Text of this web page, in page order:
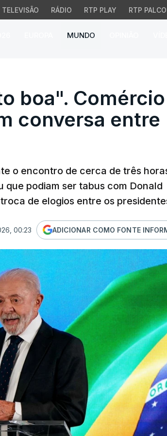
TELEVISÃO RÁDIO RTP PLAY RTP PALCO
MUNDO
Comércio
boa".
conversa entre
o encontro de cerca de três
que podiam ser tabus com Donald
de elogios entre os
00:23 ADICIONAR COMO FONTE